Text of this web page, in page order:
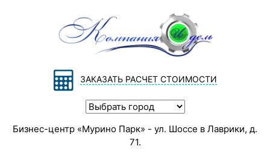
ЗАКАЗАТЬ РАСЧЕТ СТОИМОСТИ
Бизнес-центр «Мурино Парк» - ул. Шоссе в Лаврики, д.
71.